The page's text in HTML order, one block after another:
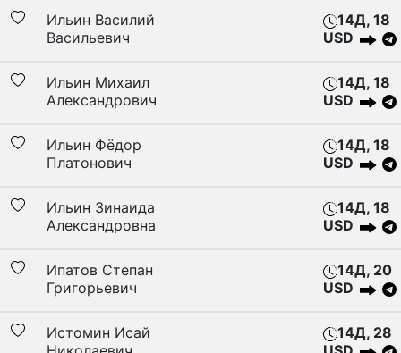
Ильин Василий
Васильевич
14Д, 18
USD
Ильин Михаил
Александрович
14Д, 18
USD
Ильин Фёдор
Платонович
14Д, 18
USD
Ильин Зинаида
Александровна
14Д, 18
USD
Ипатов Степан
Григорьевич
14Д, 20
USD
Истомин Исай
14Д, 28